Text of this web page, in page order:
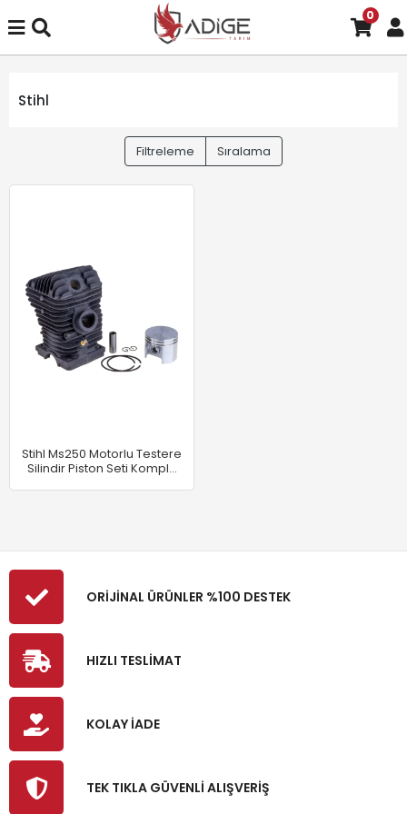
0
Stihl
Filtreleme Sıralama
Stihl Ms250 Motorlu Testere
Silindir Piston Seti Komple
ORİJİNAL ÜRÜNLER %100 DESTEK
HIZLI TESLİMAT
KOLAY İADE
TEK TIKLA GÜVENLİ ALIŞVERİŞ